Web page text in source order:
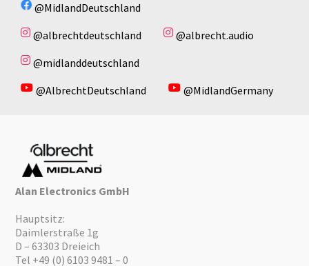
@MidlandDeutschland
@albrechtdeutschland
@albrecht.audio
@midlanddeutschland
@AlbrechtDeutschland
@MidlandGermany
Alan Electronics GmbH
Hauptsitz:
Daimlerstraße 1g
D – 63303 Dreieich
Tel +49 (0) 6103 9481 – 0